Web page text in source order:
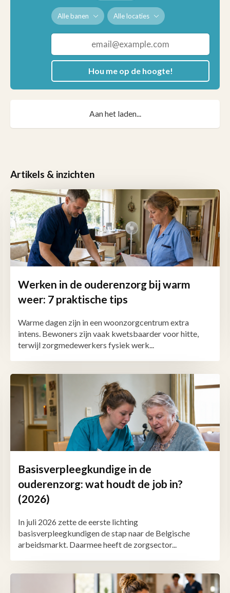
Alle banen Alle locaties
Hou me op de hoogte!
Aan het laden...
Artikels & inzichten
Werken in de ouderenzorg bij warm
weer: 7 praktische tips
Warme dagen zijn in een woonzorgcentrum extra
intens. Bewoners zijn vaak kwetsbaarder voor hitte,
terwijl zorgmedewerkers fysiek werk...
Basisverpleegkundige in de
ouderenzorg: wat houdt de job in?
(2026)
In juli 2026 zette de eerste lichting
basisverpleegkundigen de stap naar de Belgische
arbeidsmarkt. Daarmee heeft de zorgsector...